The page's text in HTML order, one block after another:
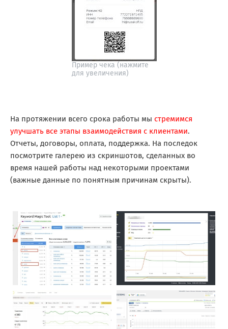
Пример чека (нажмите
для увеличения)
На протяжении всего срока работы мы стремимся
улучшать все этапы взаимодействия с клиентами.
Отчеты, договоры, оплата, поддержка. На последок
посмотрите галерею из скриншотов, сделанных во
время нашей работы над некоторыми проектами
(важные данные по понятным причинам скрыты).